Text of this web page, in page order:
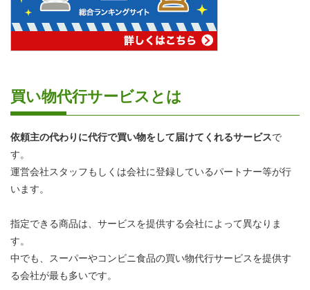
買い物代行サービスとは
依頼主の代わりに代行で買い物をして届けてくれるサービスで
す。
運営会社スタッフもしくは会社に登録しているパートナー等が行
います。
指定できる商品は、サービスを提供する会社によって異なりま
す。
中でも、スーパーやコンビニ食品の買い物代行サービスを提供す
る会社が最も多いです。